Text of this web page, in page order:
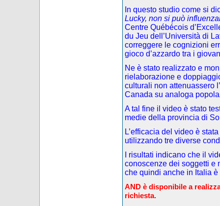
In questo studio come si
Lucky, non si può
Centre Québécois
du Jeu dell’Università di
correggere le cognizioni
gioco d’azzardo tra i
Ne è stato realizzato e
rielaborazione e
culturali non attenuassero
Canada su analoga
A tal fine il video è stato
medie della provincia di
L’efficacia del video è
utilizzando tre diverse
I risultati indicano che il
conoscenze dei soggetti e
che quindi anche in Italia
AND è disponibile a
richiesta.